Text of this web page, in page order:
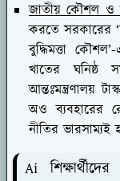
জাতীয় কৌশল ও
করতে সরকারের
বুদ্ধিমত্তা
খাতের ঘনিষ্ঠ
আন্তঃমন্ত্রণালয়
অও ব্যবহারের
নীতির
Ai